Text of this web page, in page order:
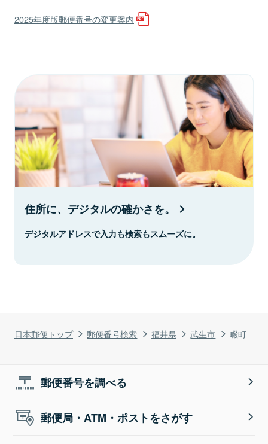
日本郵便トップ 郵便番号検索 福井県 武生市 畷町
2025年度版郵便番号の変更案内
住所に、デジタルの確かさを。
デジタルアドレスで入力も検索もスムーズに。
郵便番号を調べる
郵便局・ATM・ポストをさがす